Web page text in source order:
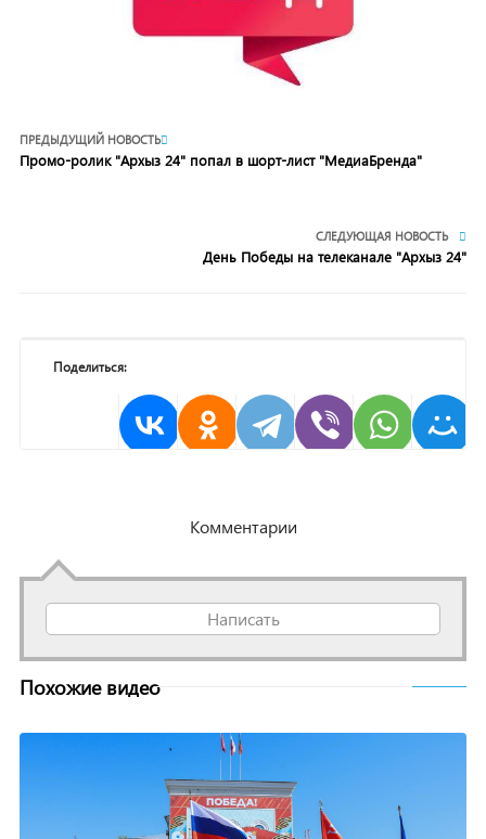
ПРЕДЫДУЩИЙ НОВОСТЬ
Промо-ролик "Архыз 24" попал в шорт-лист "МедиаБренда"
СЛЕДУЮЩАЯ НОВОСТЬ
День Победы на телеканале "Архыз 24"
Поделиться:
Комментарии
Написать
Похожие видео